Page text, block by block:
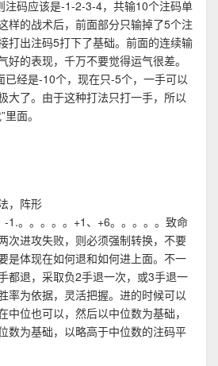
注码应该是-1-2-3-4，共输10个注码单
样的战术后，前面部分只输掉了5个注
打出注码5打下了基础。前面的连续输
好的表现，千万不要觉得运气很差。
已经是-10个，现在只-5个，一手可以
大了。由于这种打法只打一手，所以
面。
，阵形
1.。。。。。+1、+6。。。。。致命
次进攻失败，则必须强制转换，不要
是体现在如何退和如何进上面。不一
都退，采取负2手退一次，或3手退一
率为依据，灵活把握。进的时候可以
中位也可以，然后以中位数为基础，
数为基础，以略高于中位数的注码平